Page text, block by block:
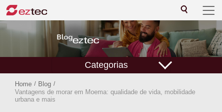
Categorias
Home / Blog /
Vantagens de morar em Moema: qualidade de vida, mobilidade
urbana e mais